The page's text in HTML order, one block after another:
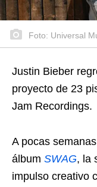
Foto: Universal
Justin Bieber
proyecto de 23
Jam Recordings.
A pocas
álbum SWAG, la
impulso creativo